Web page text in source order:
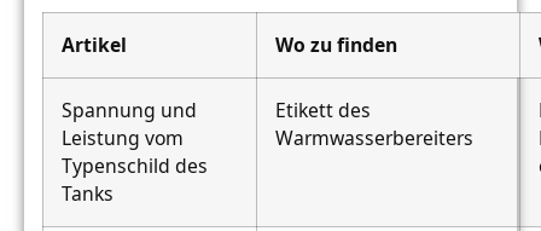
Artikel Wo zu finden
Spannung und
Leistung vom
Typenschild des
Tanks
Etikett des
Warmwasserbereiters